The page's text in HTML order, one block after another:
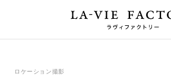
ロケーション撮影